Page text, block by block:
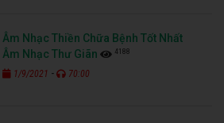
Âm Nhạc Thiền Chữa Bệnh Tốt Nhất
Âm Nhạc Thư Giãn
4188
1/9/2021 - 70:00